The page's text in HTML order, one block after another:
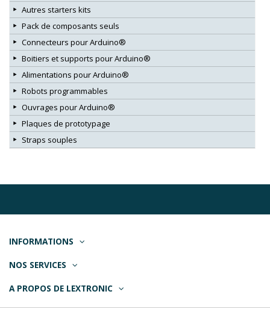
Autres starters kits
Pack de composants seuls
Connecteurs pour Arduino®
Boitiers et supports pour Arduino®
Alimentations pour Arduino®
Robots programmables
Ouvrages pour Arduino®
Plaques de prototypage
Straps souples
INFORMATIONS
NOS SERVICES
A PROPOS DE LEXTRONIC